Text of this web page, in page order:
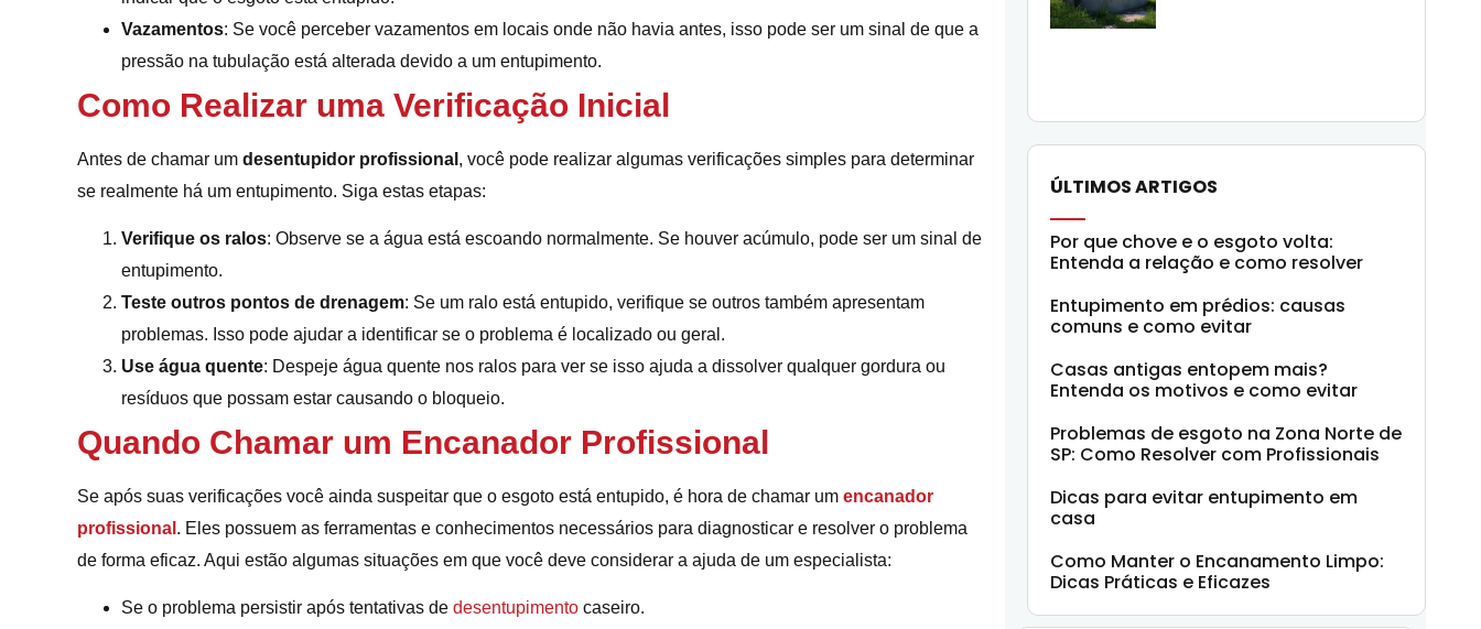
Vazamentos: Se você perceber vazamentos em locais onde não havia antes, isso pode ser um sinal de que a
pressão na tubulação está alterada devido a um entupimento.
Como Realizar uma Verificação Inicial
Antes de chamar um desentupidor profissional , você pode realizar algumas verificações simples para determinar
se realmente há um entupimento. Siga estas etapas:
Verifique os ralos: Observe se a água está escoando normalmente. Se houver acúmulo, pode ser um sinal de
entupimento.
Teste outros pontos de drenagem: Se um ralo está entupido, verifique se outros também apresentam
problemas. Isso pode ajudar a identificar se o problema é localizado ou geral.
Use água quente: Despeje água quente nos ralos para ver se isso ajuda a dissolver qualquer gordura ou
resíduos que possam estar causando o bloqueio.
Quando Chamar um Encanador Profissional
Se após suas verificações você ainda suspeitar que o esgoto está entupido, é hora de chamar um encanador
profissional . Eles possuem as ferramentas e conhecimentos necessários para diagnosticar e resolver o problema
de forma eficaz. Aqui estão algumas situações em que você deve considerar a ajuda de um especialista:
Se o problema persistir após tentativas de desentupimento caseiro.
ÚLTIMOS ARTIGOS
Por que chove e o esgoto volta:
Entenda a relação e como resolver
Entupimento em prédios: causas
comuns e como evitar
Casas antigas entopem mais?
Entenda os motivos e como evitar
Problemas de esgoto na Zona Norte de
SP: Como Resolver com Profissionais
Dicas para evitar entupimento em
casa
Como Manter o Encanamento Limpo:
Dicas Práticas e Eficazes